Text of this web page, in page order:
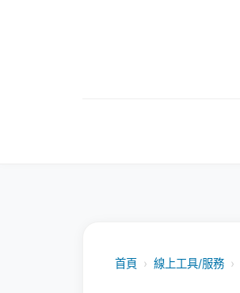
首頁 › 線上工具/服務 ›